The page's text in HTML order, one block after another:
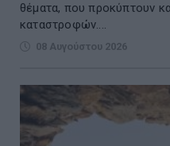
θέματα, που προκύπτουν
καταστροφών....
08 Αυγούστου 2026